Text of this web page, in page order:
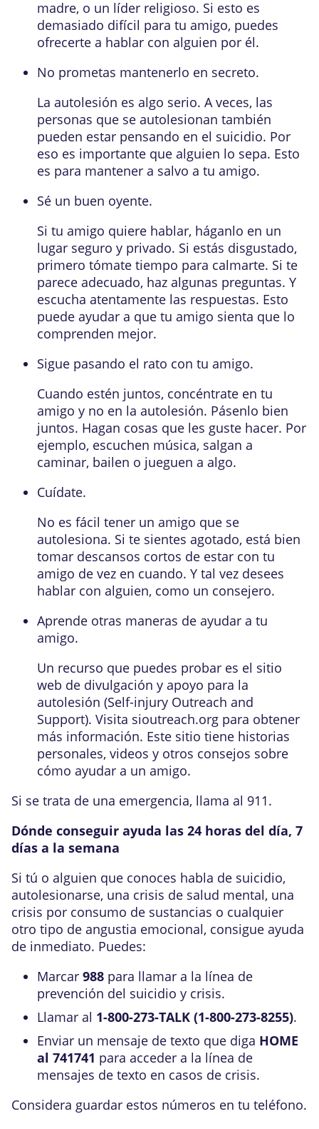
madre, o un líder religioso. Si esto es
demasiado difícil para tu amigo, puedes
ofrecerte a hablar con alguien por él.
No prometas mantenerlo en secreto.
La autolesión es algo serio. A veces, las
personas que se autolesionan también
pueden estar pensando en el suicidio. Por
eso es importante que alguien lo sepa. Esto
es para mantener a salvo a tu amigo.
Sé un buen oyente.
Si tu amigo quiere hablar, háganlo en un
lugar seguro y privado. Si estás disgustado,
primero tómate tiempo para calmarte. Si te
parece adecuado, haz algunas preguntas. Y
escucha atentamente las respuestas. Esto
puede ayudar a que tu amigo sienta que lo
comprenden mejor.
Sigue pasando el rato con tu amigo.
Cuando estén juntos, concéntrate en tu
amigo y no en la autolesión. Pásenlo bien
juntos. Hagan cosas que les guste hacer. Por
ejemplo, escuchen música, salgan a
caminar, bailen o jueguen a algo.
Cuídate.
No es fácil tener un amigo que se
autolesiona. Si te sientes agotado, está bien
tomar descansos cortos de estar con tu
amigo de vez en cuando. Y tal vez desees
hablar con alguien, como un consejero.
Aprende otras maneras de ayudar a tu
amigo.
Un recurso que puedes probar es el sitio
web de divulgación y apoyo para la
autolesión (Self-injury Outreach and
Support). Visita sioutreach.org para obtener
más información. Este sitio tiene historias
personales, videos y otros consejos sobre
cómo ayudar a un amigo.
Si se trata de una emergencia, llama al 911.
Dónde conseguir ayuda las 24 horas del día, 7
días a la semana
Si tú o alguien que conoces habla de suicidio,
autolesionarse, una crisis de salud mental, una
crisis por consumo de sustancias o cualquier
otro tipo de angustia emocional, consigue ayuda
de inmediato. Puedes:
Marcar 988 para llamar a la línea de
prevención del suicidio y crisis.
Llamar al 1-800-273-TALK (1-800-273-8255).
Enviar un mensaje de texto que diga HOME
al 741741 para acceder a la línea de
mensajes de texto en casos de crisis.
Considera guardar estos números en tu teléfono.